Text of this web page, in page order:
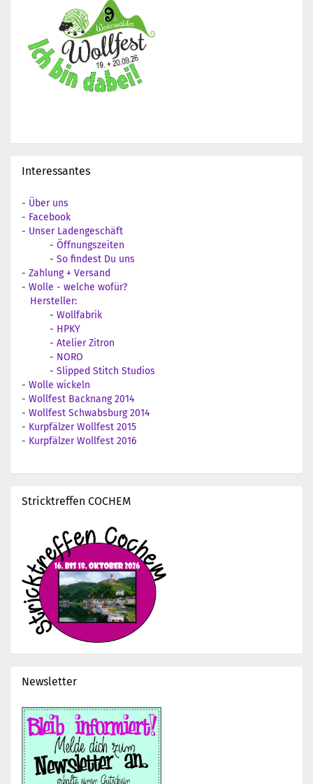
Interessantes
- Über uns
- Facebook
- Unser Ladengeschäft
- Öffnungszeiten
- So findest Du uns
- Zahlung + Versand
- Wolle - welche wofür?
Hersteller:
- Wollfabrik
- HPKY
- Atelier Zitron
- NORO
- Slipped Stitch Studios
- Wolle wickeln
- Wollfest Backnang 2014
- Wollfest Schwabsburg 2014
- Kurpfälzer Wollfest 2015
- Kurpfälzer Wollfest 2016
Stricktreffen COCHEM
Newsletter